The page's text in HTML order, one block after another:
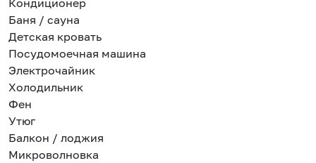
Кондиционер
Баня / сауна
Детская кровать
Посудомоечная машина
Электрочайник
Холодильник
Фен
Утюг
Балкон / лоджия
Микроволновка